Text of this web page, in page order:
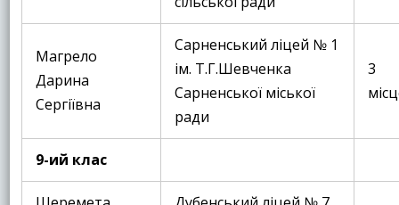
Магрело
Дарина
Сергіївна
Сарненський ліцей № 1
ім. Т.Г.Шевченка
Сарненської міської
ради
3
9-ий клас